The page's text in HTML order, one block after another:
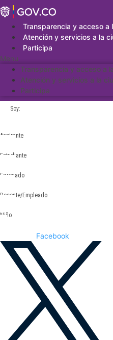
Saltar
al
contenidoTransparencia y acceso a
Atención y servicios a la
Participa
Menu
Transparencia y acceso a
Atención y servicios a la
Participa
Soy:
Aspirante
Estudiante
Egresado
Docente/Empleado
Niño
Facebook